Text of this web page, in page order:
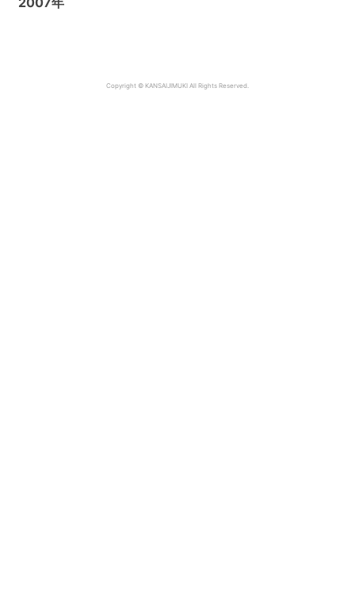
Copyright © KANSAIJIMUKI All Rights Reserved.